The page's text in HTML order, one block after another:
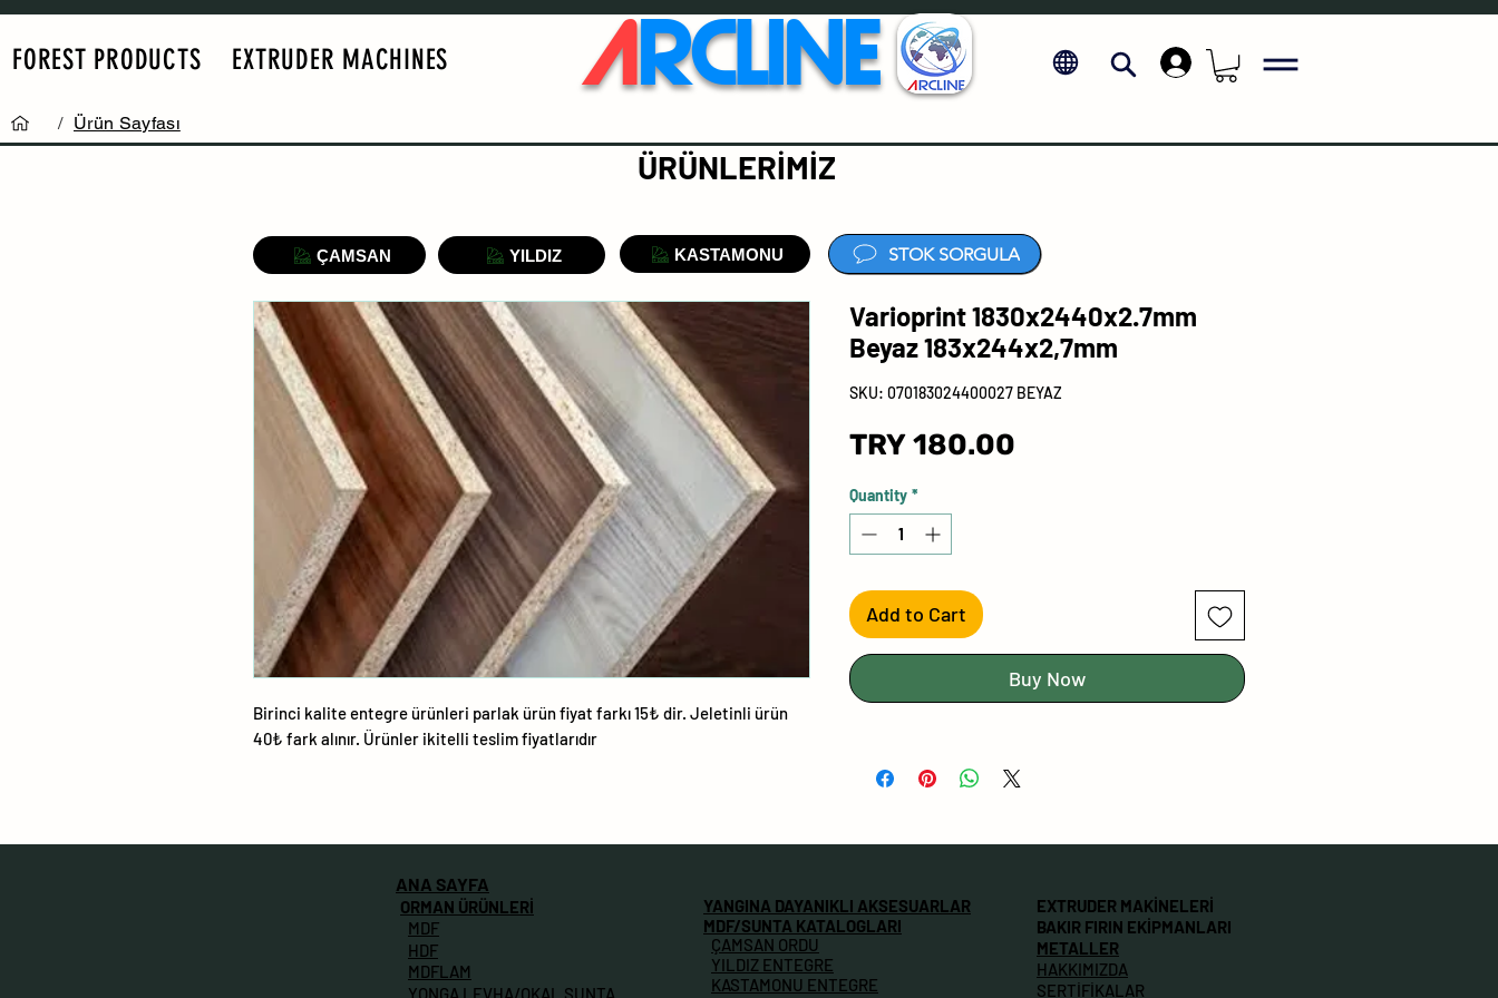
FOREST PRODUCTS EXTRUDER MACHINES ARCLINE .
/ Ürün Sayfası
Birinci kalite entegre ürünleri parlak ürün fiyat farkı 15₺ dir. Jeletinli ürün
40₺ fark alınır. Ürünler ikitelli teslim fiyatlarıdır
Varioprint 1830x2440x2.7mm
Beyaz 183x244x2,7mm
SKU: 070183024400027 BEYAZ
TRY 180.00
Quantity *
Add to Cart
Buy Now
ÇAMSAN YILDIZ KASTAMONU
ÜRÜNLERİMİZ
STOK SORGULA
ANA SAYFA
ORMAN ÜRÜNLERİ
MDF
MDFLAM
HDF
YONGA LEVHA/OKAL SUNTA
YANGINA DAYANIKLI AKSESUARLAR
MDF/SUNTA KATALOGLARI
ÇAMSAN ORDU
KASTAMONU ENTEGRE
YILDIZ ENTEGRE
EXTRUDER MAKİNELERİ
SERTİFİKALAR
BAKIR FIRIN EKİPMANLARI
HAKKIMIZDA
METALLER